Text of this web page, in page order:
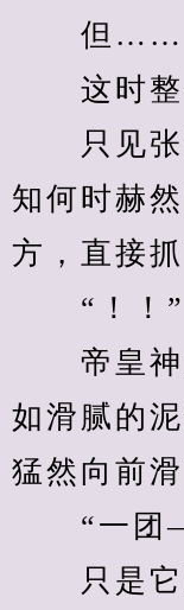
但……
这时整
只见张
知何时赫
方，直接抓
“！！”
帝皇神
如滑腻的
猛然向前滑
“一团
只是它